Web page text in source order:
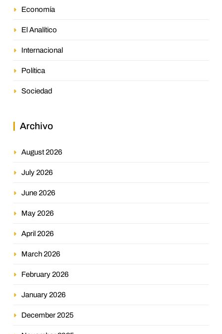
Economía
El Analítico
Internacional
Política
Sociedad
Archivo
August 2026
July 2026
June 2026
May 2026
April 2026
March 2026
February 2026
January 2026
December 2025